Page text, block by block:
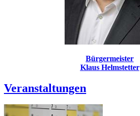
Bürgermeister
Klaus Helmstetter
Veranstaltungen